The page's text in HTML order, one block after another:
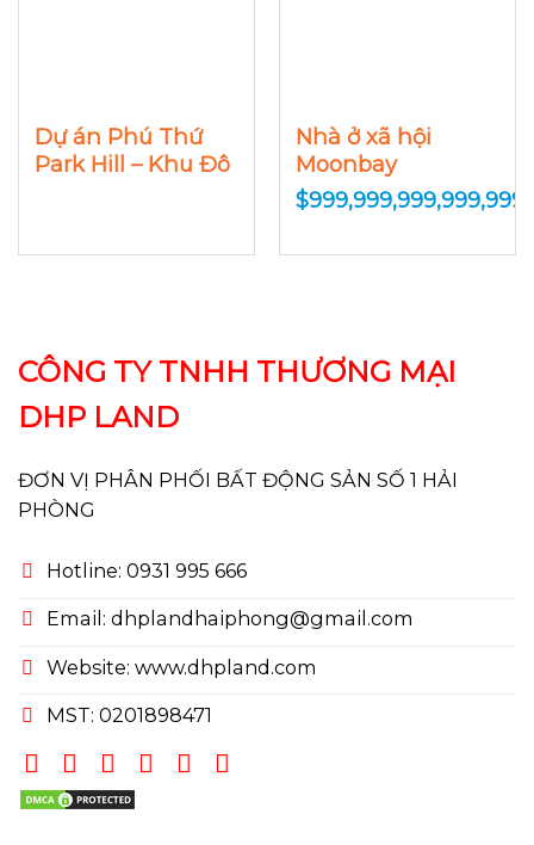
Dự án Phú Thứ
Park Hill – Khu Đô
Nhà ở xã hội
Moonbay
Residence – 384
Lê Thánh Tông
$
CÔNG TY TNHH THƯƠNG MẠI
DHP LAND
ĐƠN VỊ PHÂN PHỐI BẤT ĐỘNG SẢN SỐ 1 HẢI
PHÒNG
Hotline: 0931 995 666
Email: dhplandhaiphong@gmail.com
Website: www.dhpland.com
MST: 0201898471